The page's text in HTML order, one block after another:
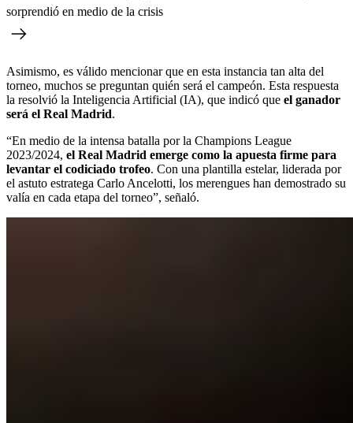
sorprendió en medio de la crisis
Asimismo, es válido mencionar que en esta instancia tan alta del
torneo, muchos se preguntan quién será el campeón. Esta respuesta
la resolvió la Inteligencia Artificial (IA), que indicó que el ganador
será el Real Madrid.
“En medio de la intensa batalla por la Champions League
2023/2024, el Real Madrid emerge como la apuesta firme para
levantar el codiciado trofeo. Con una plantilla estelar, liderada por
el astuto estratega Carlo Ancelotti, los merengues han demostrado su
valía en cada etapa del torneo”, señaló.